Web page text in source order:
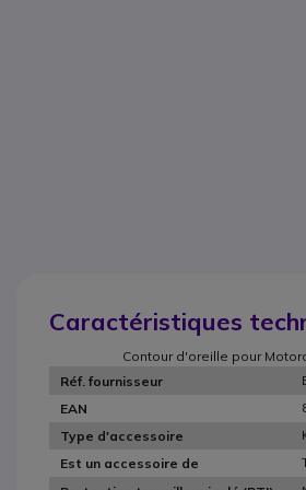
Caractéristiques
Contour d'oreille pour
Réf. fournisseur
EAN
Type d'accessoire
Est un accessoire de